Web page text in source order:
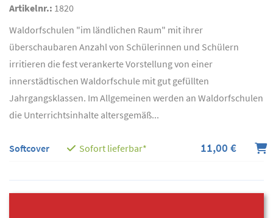
Artikelnr.: 1820
Waldorfschulen "im ländlichen Raum" mit ihrer
überschaubaren Anzahl von Schülerinnen und Schülern
irritieren die fest verankerte Vorstellung von einer
innerstädtischen Waldorfschule mit gut gefüllten
Jahrgangsklassen. Im Allgemeinen werden an Waldorfschulen
die Unterrichtsinhalte altersgemäß...
Softcover Sofort lieferbar* 11,00 €